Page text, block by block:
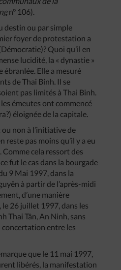
n° 106).
destin ou par simple
foyer de protestation a
Quoi qu’il en
lucidité, la « dynastie »
ébranlée. Elle a mesuré
de Thai Binh. Il se
pas limités à Thai Binh.
émeutes ont commencé
éloignée de la capitale.
non à l’initiative de
reste pas moins qu’il y a eu
Comme cela ressort des
fut le cas dans la bourgade
9 Mai 1997, dans la
à partir de l’après-midi
d’une manière
26 juillet 1997, dans les
Thai Tân, An Ninh, sans
concertation entre les
que le 11 mai 1997,
libérés, la manifestation